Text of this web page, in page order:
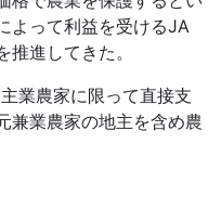
よって利益を受けるJA
進してきた。
業農家に限って直接支
兼業農家の地主を含め農